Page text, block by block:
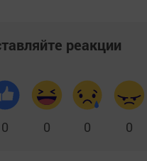
реакции
0 0 0 0